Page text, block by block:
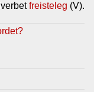
freisteleg (V).